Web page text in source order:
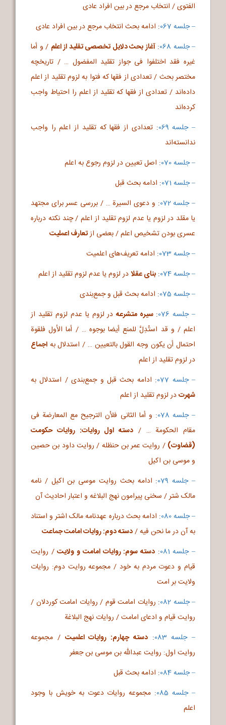
الفتوی / انتخاب مرجع در بین افراد عادی
– جلسه 067
: ادامه بحث انتخاب مرجع در بین افراد عادی
– جلسه 068
:آغاز بحث دلایل تخصصی تقلید از اعلم / و أما
غیره فقد اختلفوا فی جواز تقلید المفضول … / تاریخچه
مختصر بحث / تعدادی از فقها که فتوا به لزوم تقلید از اعلم
داده‌اند / تعدادی از فقها که تقلید از اعلم را احتیاط واجب
کرده‌اند
– جلسه 069
:تعدادی از فقها که تقلید از اعلم را واجب
ندانسته‌اند
– جلسه 070
: اصل تعیین در لزوم رجوع به اعلم
– جلسه 071
: ادامه بحث قبل
– جلسه 072
: و دعوی السیرة … / بررسی عسر برای مجتهد
یا مقلد در لزوم یا عدم لزوم تقلید از اعلم / چند نکته درباره
عسری بودن تشخیص اعلم / بعضی ازتعارف اعملیت
– جلسه 073
: ادامه تعریف‌های اعلمیت
– جلسه 074
: بنای عقلادر لزوم یا عدم لزوم تقلید از اعلم
– جلسه 075
: ادامه بحث قبل و جمع‌بندی
– جلسه 076
: سیره متشرعهدر لزوم یا عدم لزوم تقلید از
اعلم / و قد استُدِلَّ للمنع أیضا بوجوه … / أما الأول فلقوة
احتمال أن یکون وجه القول بالتعیین … / استدلال به اجماع
در لزوم تقلید از اعلم
– جلسه 077
: ادامه بحث قبل و جمع‌بندی / استدلال به
شهرتدر لزوم تقلید از اعلم
– جلسه 078
: و أما الثانی فلأن الترجیح مع المعارضة فی
مقام الحکومة … / دسته اول روایات: روایات حکومت
(قضاوت) / روایت عمر بن حنظله / روایت داود بن حصین
و موسی بن اکیل
– جلسه 079
: ادامه بحث روایت موسی بن اکیل / نامه
مالک شتر / سخنی پیرامون نهج البلاغه و اعتبار احادیث آن
– جلسه 080
: ادامه بحث درباره عهدنامه مالک اشتر و استناد
به آن در ما نحن فیه /دسته دوم: روایات امامت جماعت
– جلسه 081
:دسته سوم: روایات امامت و ولایت/ روایت
قیام و دعوت مردم به خود / مجموعه روایت دوم: روایات
ولایت بر امت
– جلسه 082
: روایات امامت قوم / روایات امامت کوردلان /
روایت قیام و ادعای امامت / روایات نهج البلاغة
– جلسه 083
:دسته چهارم: روایات اعلمیت / مجموعه
روایت اول: روایت عبدالله بن موسی بن جعفر
– جلسه 084
: ادامه بحث قبل
– جلسه 085
: مجموعه روایات دعوت به خویش با وجود
اعلم